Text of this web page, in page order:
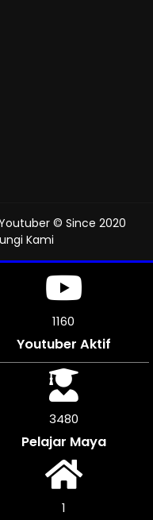
© Since 2020
Kami
1298
Youtuber Aktif
3894
Pelajar Maya
1